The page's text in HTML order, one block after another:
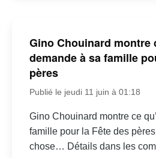
Gino Chouinard montre
demande à sa famille
pères
Publié le jeudi 11 juin à 01:18
Gino Chouinard montre ce
famille pour la Fête des
chose… Détails dans les